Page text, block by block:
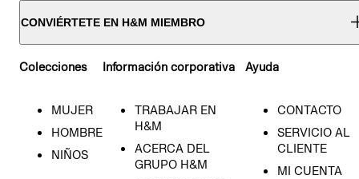
CONVIÉRTETE EN H&M MIEMBRO
Colecciones
MUJER
HOMBRE
NIÑOS
Información corporativa
TRABAJAR EN
H&M
ACERCA DEL
GRUPO H&M
Ayuda
CONTACTO
SERVICIO AL
CLIENTE
MI CUENTA